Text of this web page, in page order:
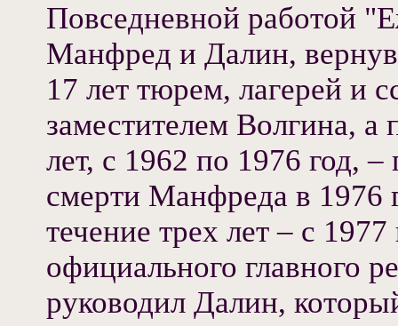
Повседневной работой
Манфред и Далин,
17 лет тюрем, лагерей
заместителем Волгина, а
лет, с 1962 по 1976 год,
смерти Манфреда в 1976
течение трех лет – с
официального главного
руководил Далин,